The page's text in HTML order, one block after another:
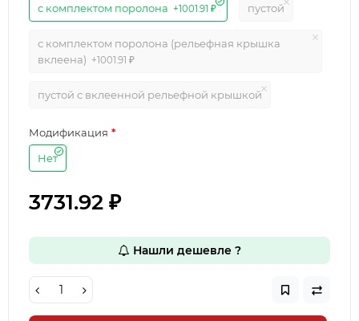
с комплектом поролона +1001.91 ₽ пустой
с комплектом поролона (рельефная крышка
вклеена) +1001.91 ₽
пустой с вклеенной рельефной крышкой
Модификация
Нет
3731.92 ₽
Нашли дешевле ?